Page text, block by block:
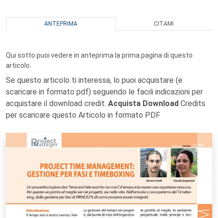
ANTEPRIMA CITAMI
Qui sotto puoi vedere in anteprima la prima pagina di questo
articolo.
Se questo articolo ti interessa, lo puoi acquistare (e
scaricare in formato pdf) seguendo le facili indicazioni per
acquistare il download credit. Acquista Download Credits
per scaricare questo Articolo in formato PDF